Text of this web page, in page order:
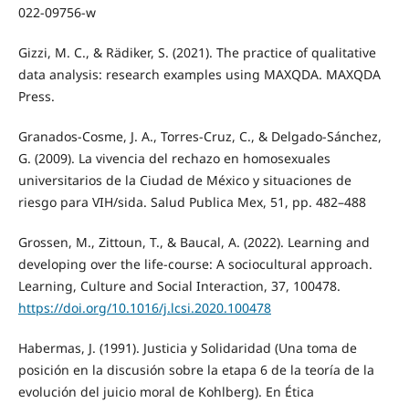
022-09756-w
Gizzi, M. C., & Rädiker, S. (2021). The practice of qualitative
data analysis: research examples using MAXQDA. MAXQDA
Press.
Granados-Cosme, J. A., Torres-Cruz, C., & Delgado-Sánchez,
G. (2009). La vivencia del rechazo en homosexuales
universitarios de la Ciudad de México y situaciones de
riesgo para VIH/sida. Salud Publica Mex, 51, pp. 482–488
Grossen, M., Zittoun, T., & Baucal, A. (2022). Learning and
developing over the life-course: A sociocultural approach.
Learning, Culture and Social Interaction, 37, 100478.
https://doi.org/10.1016/j.lcsi.2020.100478
Habermas, J. (1991). Justicia y Solidaridad (Una toma de
posición en la discusión sobre la etapa 6 de la teoría de la
evolución del juicio moral de Kohlberg). En Ética